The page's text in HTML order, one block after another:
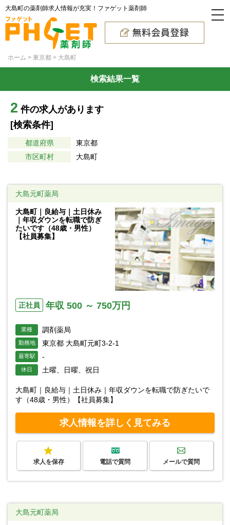
大島町の薬剤師求人情報が充実！ファゲット薬剤師
ホーム 東京都 大島町
検索結果一覧
2 件の求人があります
[検索条件]
都道府県
東京都
市区町村
大島町
大島元町薬局
大島町｜良給与｜土日休み
｜年収ダウンを転職で防ぎ
たいです（48歳・男性）
【社員募集】
正社員 年収 500 ～ 750万円
業種 調剤薬局
勤務地 東京都 大島町元町3-2-1
最寄駅 -
休日 土曜、日曜、祝日
大島町｜良給与｜土日休み｜年収ダウンを転職で防ぎたいで
す（48歳・男性）【社員募集】
求人情報を詳しく見てみる
求人を保存 電話で質問 メールで質問
大島元町薬局